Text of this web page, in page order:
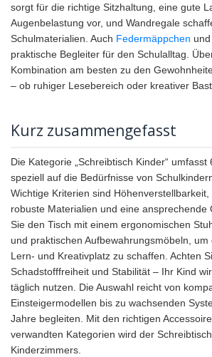
sorgt für die richtige Sitzhaltung, eine gute
Augenbelastung vor, und Wandregale
Schulmaterialien. Auch Federmäppchen und
praktische Begleiter für den Schulalltag.
Kombination am besten zu den
– ob ruhiger Lesebereich oder kreativer
Kurz zusammengefasst
Die Kategorie „Schreibtisch Kinder“
speziell auf die Bedürfnisse von
Wichtige Kriterien sind
robuste Materialien und eine ansprechende
Sie den Tisch mit einem ergonomischen
und praktischen Aufbewahrungsmöbeln, um
Lern- und Kreativplatz zu schaffen. Achten
Schadstofffreiheit und Stabilität – Ihr Kind
täglich nutzen. Die Auswahl reicht von
Einsteigermodellen bis zu wachsenden
Jahre begleiten. Mit den richtigen
verwandten Kategorien wird der
Kinderzimmers.